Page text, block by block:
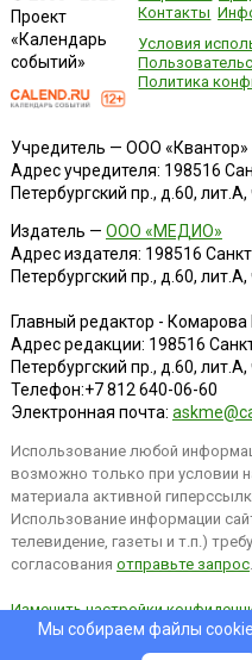
Проект
«Календарь
событий»
Контакты
Условия
Политика
Учредитель — ООО «Квантор»
Адрес учредителя: 198516
Петербургский пр., д.60,
Издатель — ООО «МЕДИО»
Адрес издателя: 198516
Петербургский пр., д.60,
Главный редактор -
Адрес редакции: 198516
Петербургский пр., д.60,
Телефон:+7 812 640-06-60
Электронная почта:
Использование любой
возможно только при условии
материала активной
Использование информации
телевидение, газеты и т.п.)
согласования отправьте запрос.
Изменить настройки
EEA).Мы собираем файлы